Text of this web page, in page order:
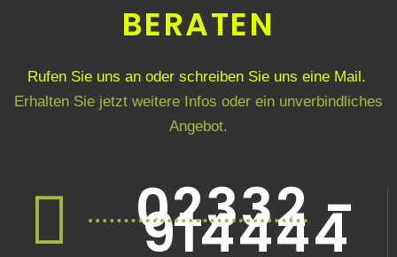
BERATEN
Rufen Sie uns an oder schreiben Sie uns eine Mail.
Erhalten Sie jetzt weitere Infos oder ein unverbindliches
Angebot.
02332 -
914444